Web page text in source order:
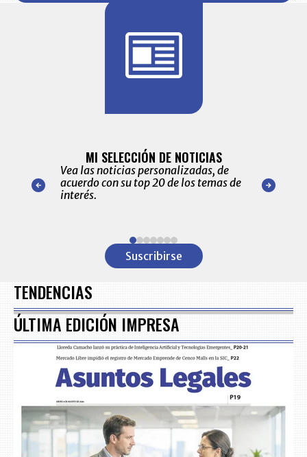
nuestro
para
MI SELECCIÓN DE NOTICIAS
Vea las noticias personalizadas, de
acuerdo con su top 20 de los temas de
interés.
de las
Suscribirse
TENDENCIAS
ÚLTIMA EDICIÓN IMPRESA